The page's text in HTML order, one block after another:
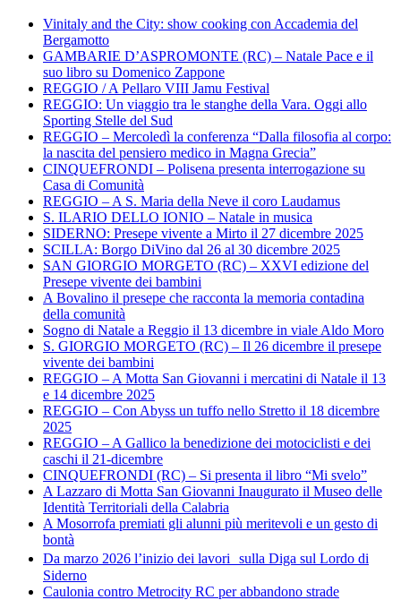
Vinitaly and the City: show cooking con Accademia del
Bergamotto
GAMBARIE D’ASPROMONTE (RC) – Natale Pace e il
suo libro su Domenico Zappone
REGGIO / A Pellaro VIII Jamu Festival
REGGIO: Un viaggio tra le stanghe della Vara. Oggi allo
Sporting Stelle del Sud
REGGIO – Mercoledì la conferenza “Dalla filosofia al corpo:
la nascita del pensiero medico in Magna Grecia”
CINQUEFRONDI – Polisena presenta interrogazione su
Casa di Comunità
REGGIO – A S. Maria della Neve il coro Laudamus
S. ILARIO DELLO IONIO – Natale in musica
SIDERNO: Presepe vivente a Mirto il 27 dicembre 2025
SCILLA: Borgo DiVino dal 26 al 30 dicembre 2025
SAN GIORGIO MORGETO (RC) – XXVI edizione del
Presepe vivente dei bambini
A Bovalino il presepe che racconta la memoria contadina
della comunità
Sogno di Natale a Reggio il 13 dicembre in viale Aldo Moro
S. GIORGIO MORGETO (RC) – Il 26 dicembre il presepe
vivente dei bambini
REGGIO – A Motta San Giovanni i mercatini di Natale il 13
e 14 dicembre 2025
REGGIO – Con Abyss un tuffo nello Stretto il 18 dicembre
2025
REGGIO – A Gallico la benedizione dei motociclisti e dei
caschi il 21-dicembre
CINQUEFRONDI (RC) – Si presenta il libro “Mi svelo”
A Lazzaro di Motta San Giovanni Inaugurato il Museo delle
Identità Territoriali della Calabria
A Mosorrofa premiati gli alunni più meritevoli e un gesto di
bontà
Da marzo 2026 l’inizio dei lavori sulla Diga sul Lordo di
Siderno
Caulonia contro Metrocity RC per abbandono strade